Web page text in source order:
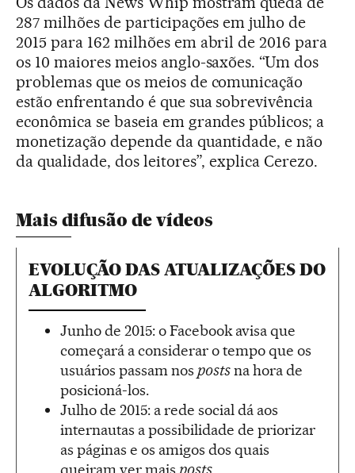
287 milhões de participações em julho de
2015 para 162 milhões em abril de 2016 para
os 10 maiores meios anglo-saxões. “Um dos
problemas que os meios de comunicação
estão enfrentando é que sua sobrevivência
econômica se baseia em grandes públicos; a
monetização depende da quantidade, e não
da qualidade, dos leitores”, explica Cerezo.
Mais difusão de vídeos
EVOLUÇÃO DAS ATUALIZAÇÕES DO
ALGORITMO
Junho de 2015: o Facebook avisa que
começará a considerar o tempo que os
usuários passam nos postsna hora de
posicioná-los.
Julho de 2015: a rede social dá aos
internautas a possibilidade de priorizar
as páginas e os amigos dos quais